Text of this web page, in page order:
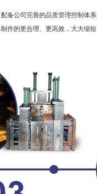
备公司完善的品质管理控制体系
作的更合理、更高效，大大缩短